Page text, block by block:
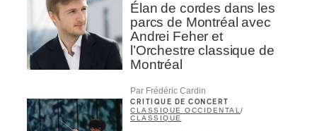
Élan de cordes dans les
parcs de Montréal avec
Andrei Feher et
l’Orchestre classique de
Montréal
Par Frédéric Cardin
CRITIQUE DE CONCERT
CLASSIQUE OCCIDENTAL /
CLASSIQUE